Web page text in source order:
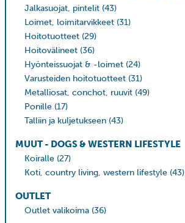
Jalkasuojat, pintelit (43)
Loimet, loimitarvikkeet (31)
Hoitotuotteet (29)
Hoitovälineet (36)
Hyönteissuojat & -loimet (24)
Varusteiden hoitotuotteet (31)
Metalliosat, conchot, ruuvit (49)
Ponille (17)
Talliin ja kuljetukseen (43)
MUUT - DOGS & WESTERN LIFESTYLE
Koiralle (27)
Koti, country living, western lifestyle (43)
OUTLET
Outlet valikoima (36)